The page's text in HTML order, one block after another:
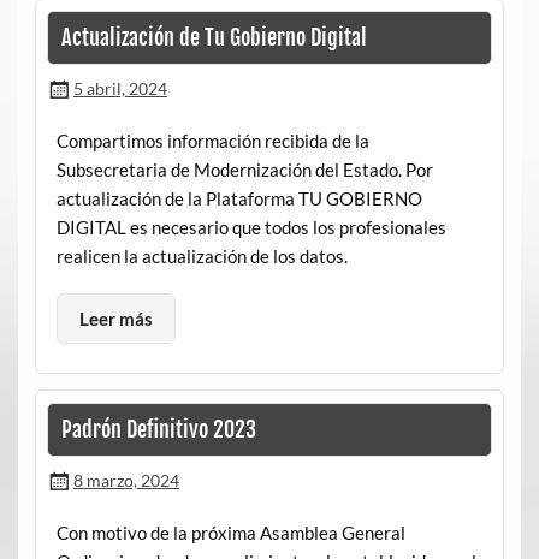
Actualización de Tu Gobierno Digital
5 abril, 2024
Compartimos información recibida de la
Subsecretaria de Modernización del Estado. Por
actualización de la Plataforma TU GOBIERNO
DIGITAL es necesario que todos los profesionales
realicen la actualización de los datos.
Leer más
Padrón Definitivo 2023
8 marzo, 2024
Con motivo de la próxima Asamblea General